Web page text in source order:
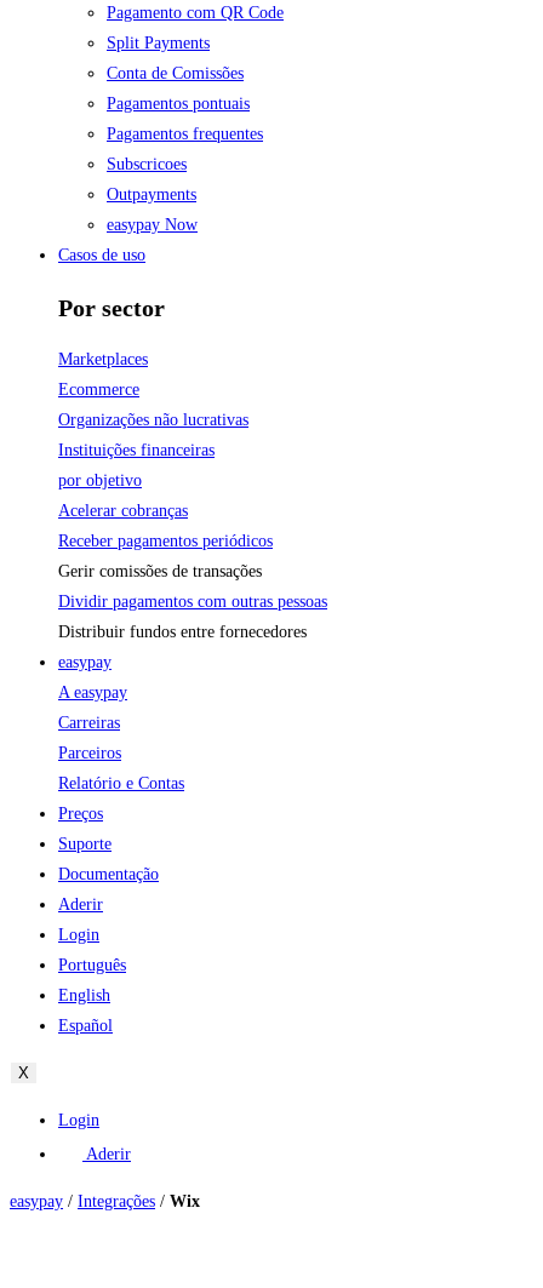
Pagamento com QR Code
Split Payments
Conta de Comissões
Pagamentos pontuais
Pagamentos frequentes
Subscricoes
Outpayments
easypay Now
Casos de uso
Por sector
Marketplaces
Ecommerce
Organizações não lucrativas
Instituições financeiras
por objetivo
Acelerar cobranças
Receber pagamentos periódicos
Gerir comissões de transações
Dividir pagamentos com outras pessoas
Distribuir fundos entre fornecedores
easypay
A easypay
Carreiras
Parceiros
Relatório e Contas
Preços
Suporte
Documentação
Aderir
Login
Português
English
Español
X
Login
Aderir
easypay / Integrações / Wix